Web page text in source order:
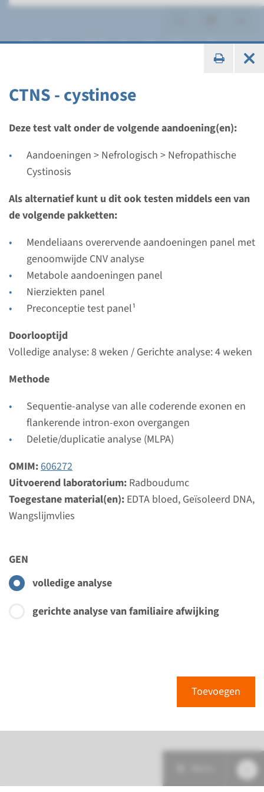
CTNS - cystinose
Deze test valt onder de volgende aandoening(en):
Aandoeningen > Nefrologisch > Nefropathische
Cystinosis
Als alternatief kunt u dit ook testen middels een van
de volgende pakketten:
Mendeliaans overervende aandoeningen panel met
genoomwijde CNV analyse
Metabole aandoeningen panel
Nierziekten panel
Preconceptie test panel¹
Doorlooptijd
Volledige analyse: 8 weken / Gerichte analyse: 4 weken
Methode
Sequentie-analyse van alle coderende exonen en
flankerende intron-exon overgangen
Deletie/duplicatie analyse (MLPA)
OMIM:606272
Uitvoerend laboratorium: Radboudumc
Toegestane material(en): EDTA bloed, Geïsoleerd DNA,
Wangslijmvlies
GEN
volledige analyse
gerichte analyse van familiaire afwijking
Toevoegen
Nefropathische Cystinosis
Gen
CTNS - cystinose
Doorlooptijd
Volledige analyse: 8 weken / Gerichte analyse: 4
weken
Radboudumc
Bekijk
Toevoegen